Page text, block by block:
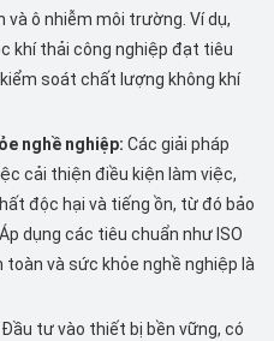
ô nhiễm môi trường. Ví dụ,
khí thải công nghiệp đạt tiêu
soát chất lượng không khí
nghề nghiệp: Các giải pháp
cải thiện điều kiện làm việc,
độc hại và tiếng ồn, từ đó bảo
dụng các tiêu chuẩn như ISO
toàn và sức khỏe nghề nghiệp là
Đầu tư vào thiết bị bền vững, có